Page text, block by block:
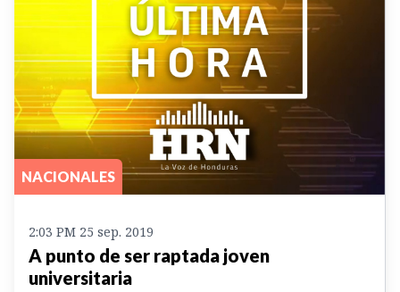
NACIONALES
2:03 PM 25 sep. 2019
A punto de ser raptada joven
universitaria